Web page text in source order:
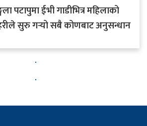
पटापुमा ईभी गाडीभित्र महिलाको
सुरु गर्‍यो सबै कोणबाट अनुसन्धान